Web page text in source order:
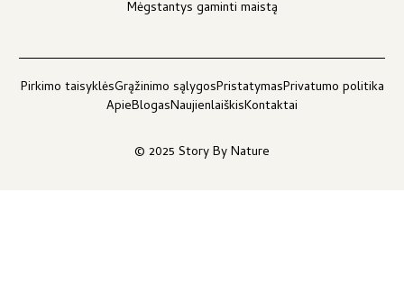
Mėgstantys gaminti maistą
© 2025 Story By Nature
Pirkimo taisyklėsGrąžinimo sąlygosPristatymasPrivatumo politika
ApieBlogasNaujienlaiškisKontaktai